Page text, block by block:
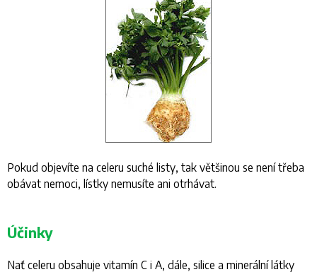
Pokud objevíte na celeru suché listy, tak většinou se není třeba
obávat nemoci, lístky nemusíte ani otrhávat.
Účinky
Nať celeru obsahuje vitamín C i A, dále, silice a minerální látky